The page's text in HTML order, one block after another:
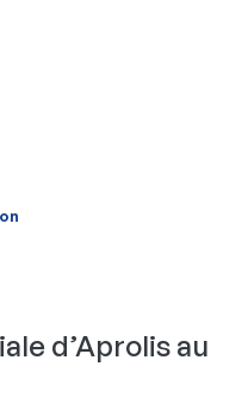
d’Aprolis au